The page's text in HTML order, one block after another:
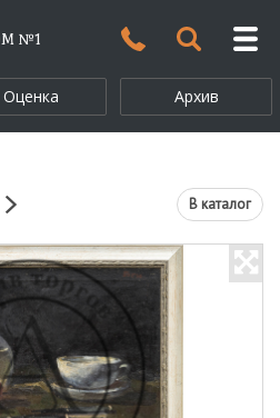
№1
Оценка Архив
В каталог